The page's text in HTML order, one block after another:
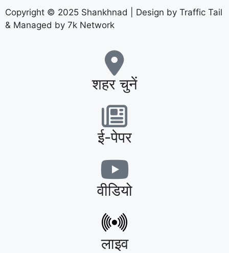
Copyright © 2025 Shankhnad | Design by Traffic Tail
& Managed by 7k Network
शहर चुनें
ई-पेपर
वीडियो
लाइव